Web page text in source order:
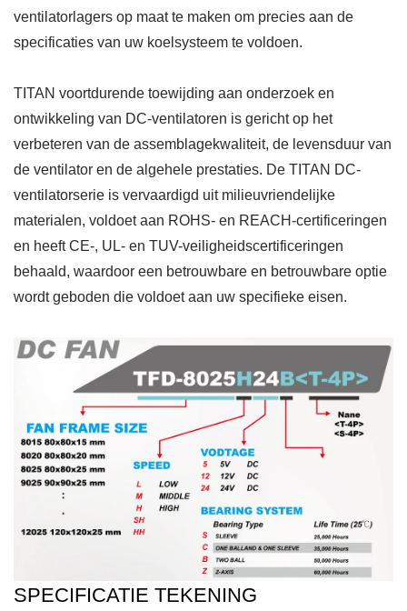
ventilatorlagers op maat te maken om precies aan de
specificaties van uw koelsysteem te voldoen.
TITAN voortdurende toewijding aan onderzoek en
ontwikkeling van DC-ventilatoren is gericht op het
verbeteren van de assemblagekwaliteit, de levensduur van
de ventilator en de algehele prestaties. De TITAN DC-
ventilatorserie is vervaardigd uit milieuvriendelijke
materialen, voldoet aan ROHS- en REACH-certificeringen
en heeft CE-, UL- en TUV-veiligheidscertificeringen
behaald, waardoor een betrouwbare en betrouwbare optie
wordt geboden die voldoet aan uw specifieke eisen.
SPECIFICATIE TEKENING